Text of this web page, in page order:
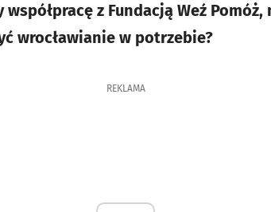
współpracę z Fundacją Weź
wrocławianie w potrzebie?
REKLAMA